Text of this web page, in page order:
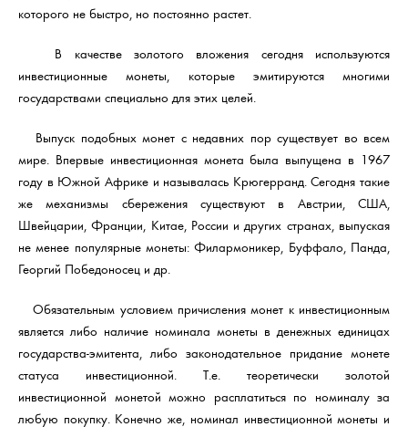
которого не быстро, но постоянно растет.
В качестве золотого вложения сегодня используются
инвестиционные монеты, которые эмитируются многими
государствами специально для этих целей.
Выпуск подобных монет с недавних пор существует во всем
мире. Впервые инвестиционная монета была выпущена в 1967
году в Южной Африке и называлась Крюгерранд. Сегодня такие
же механизмы сбережения существуют в Австрии, США,
Швейцарии, Франции, Китае, России и других странах, выпуская
не менее популярные монеты: Филармоникер, Буффало, Панда,
Георгий Победоносец и др.
Обязательным условием причисления монет к инвестиционным
является либо наличие номинала монеты в денежных единицах
государства-эмитента, либо законодательное придание монете
статуса инвестиционной. Т.е. теоретически золотой
инвестиционной монетой можно расплатиться по номиналу за
любую покупку. Конечно же, номинал инвестиционной монеты и